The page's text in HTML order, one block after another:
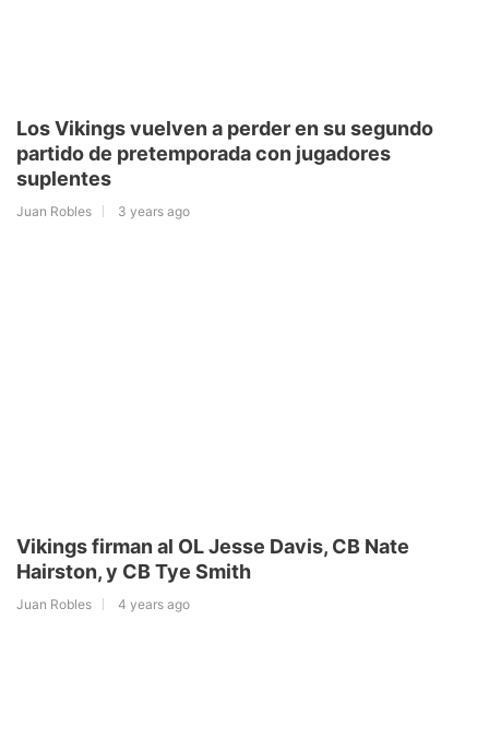
Los Vikings vuelven a perder en su segundo
partido de pretemporada con jugadores
suplentes
Juan Robles 3 years ago
Vikings firman al OL Jesse Davis, CB Nate
Hairston, y CB Tye Smith
Juan Robles 4 years ago